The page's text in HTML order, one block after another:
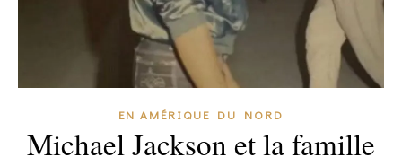
EN AMÉRIQUE DU NORD
Michael Jackson et la famille